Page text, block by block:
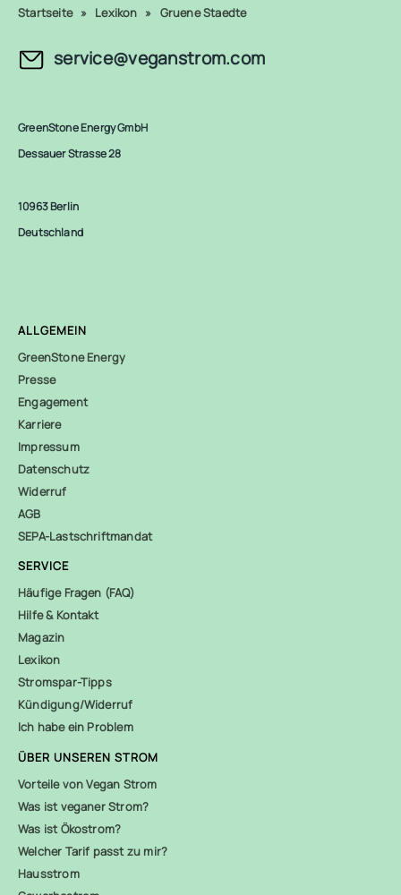
Startseite » Lexikon » Gruene Staedte
service@veganstrom.com
GreenStone Energy GmbH
Dessauer Strasse 28
10963 Berlin
Deutschland
ALLGEMEIN
GreenStone Energy
Presse
Engagement
Karriere
Impressum
Datenschutz
Widerruf
AGB
SEPA-Lastschriftmandat
SERVICE
Häufige Fragen (FAQ)
Hilfe & Kontakt
Magazin
Lexikon
Stromspar-Tipps
Kündigung/Widerruf
Ich habe ein Problem
ÜBER UNSEREN STROM
Vorteile von Vegan Strom
Was ist veganer Strom?
Was ist Ökostrom?
Welcher Tarif passt zu mir?
Hausstrom